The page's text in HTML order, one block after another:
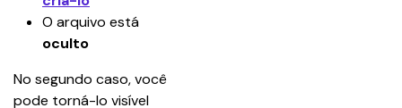
O arquivo está
oculto
No segundo caso, você
pode torná-lo visível